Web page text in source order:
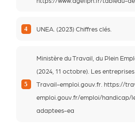
4 UNEA. (2023) Chiffres clés.
5
Ministère du Travail, du Plein
(2024, 11 octobre). Les
Travail-emploi.gouv.fr. https://
emploi.gouv.fr/emploi/handicap/
adaptees-ea